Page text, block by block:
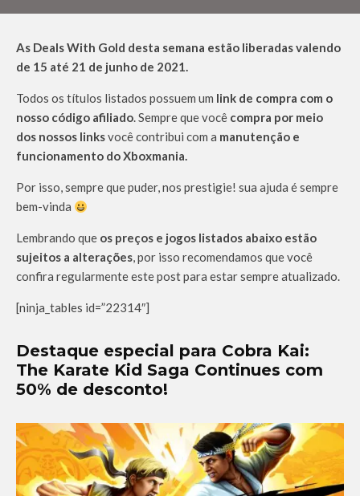
As Deals With Gold desta semana estão liberadas valendo
de 15 até 21 de junho de 2021.
Todos os títulos listados possuem um link de compra com o
nosso código afiliado. Sempre que você compra por meio
dos nossos linksvocê contribui com a manutenção e
funcionamento do Xboxmania.
Por isso, sempre que puder, nos prestigie! sua ajuda é sempre
bem-vinda
Lembrando que os preços e jogos listados abaixo estão
sujeitos a alterações, por isso recomendamos que você
confira regularmente este post para estar sempre atualizado.
[ninja_tables id=”22314″]
Destaque especial para Cobra Kai:
The Karate Kid Saga Continues com
50% de desconto!